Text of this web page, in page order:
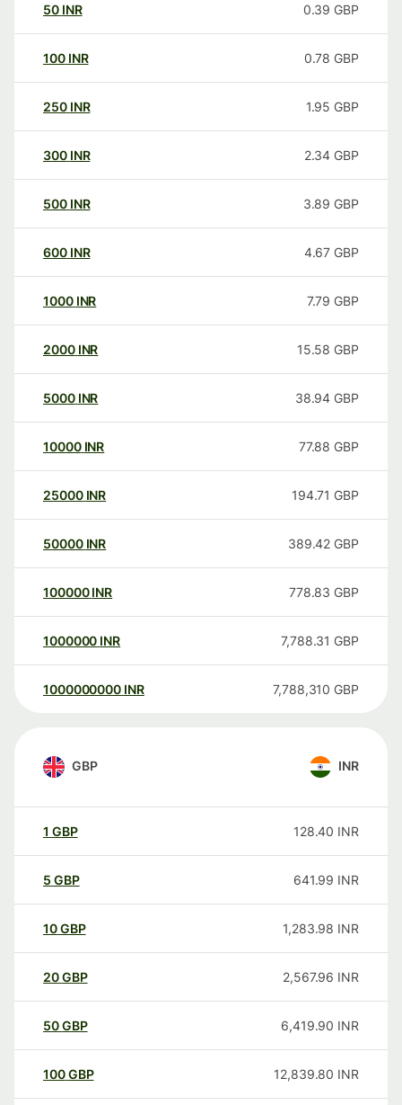
50 INR 0.39 GBP
100 INR 0.78 GBP
250 INR 1.95 GBP
300 INR 2.34 GBP
500 INR 3.89 GBP
600 INR 4.67 GBP
1000 INR 7.79 GBP
2000 INR 15.58 GBP
5000 INR 38.94 GBP
10000 INR 77.88 GBP
25000 INR 194.71 GBP
50000 INR 389.42 GBP
100000 INR 778.83 GBP
1000000 INR 7,788.31 GBP
1000000000 INR 7,788,310 GBP
GBP INR
1 GBP 128.40 INR
5 GBP 641.99 INR
10GBP 1,283.98 INR
20GBP 2,567.96 INR
50GBP 6,419.90 INR
100GBP 12,839.80 INR